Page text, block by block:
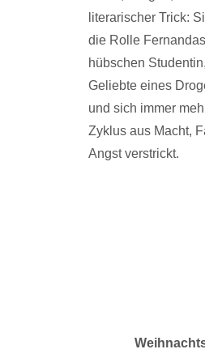
literarischer Trick:
die Rolle
hübschen
Geliebte eines
und sich immer
Zyklus aus Macht,
Angst verstrickt.